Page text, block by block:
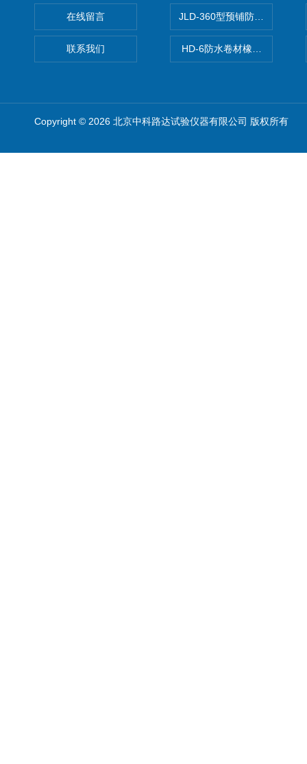
在线留言
联系我们
JLD-360型预铺防水卷材抗冲
HD-6防水卷材橡胶测厚仪
Copyright © 2026 北京中科路达试验仪器有限公司 版权所有